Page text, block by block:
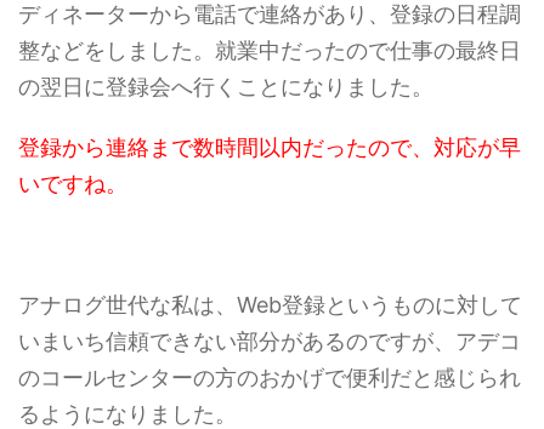
ディネーターから電話で連絡があり、登録の日程調
整などをしました。就業中だったので仕事の最終日
の翌日に登録会へ行くことになりました。
登録から連絡まで数時間以内だったので、対応が早
いですね。
アナログ世代な私は、Web登録というものに対して
いまいち信頼できない部分があるのですが、アデコ
のコールセンターの方のおかげで便利だと感じられ
るようになりました。